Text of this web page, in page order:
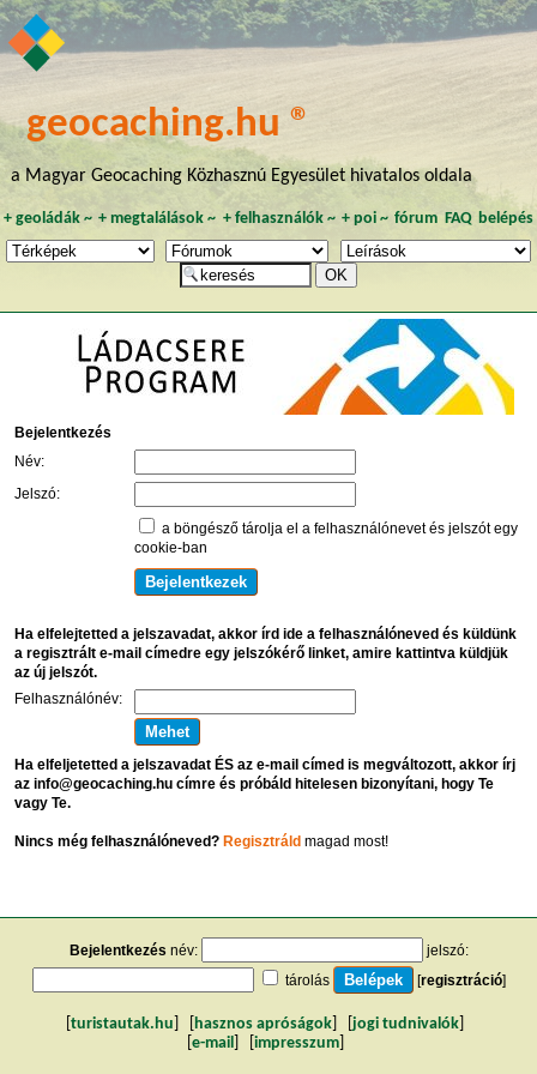
geocaching.hu ®
a Magyar Geocaching Közhasznú Egyesület hivatalos oldala
+ geoládák~ +megtalálások ~ + felhasználók~ + poi~ fórum FAQ belépés
Bejelentkezés
Név:
Jelszó:
a böngésző tárolja el a felhasználónevet és jelszót egy
cookie-ban
Ha elfelejtetted a jelszavadat, akkor írd ide a felhasználóneved és küldünk
a regisztrált e-mail címedre egy jelszókérő linket, amire kattintva küldjük
az új jelszót.
Felhasználónév:
Ha elfeljetetted a jelszavadat ÉS az e-mail címed is megváltozott, akkor írj
az info@geocaching.hu címre és próbáld hitelesen bizonyítani, hogy Te
vagy Te.
Nincs még felhasználóneved? Regisztráldmagad most!
Bejelentkezés név:
jelszó:
tárolás
[regisztráció]
turistautak.hu hasznos apróságok jogi tudnivalók
e-mail impresszum]